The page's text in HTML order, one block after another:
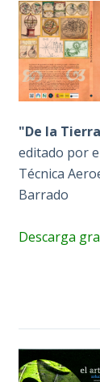
"De la
editado por
Técnica
Barrado
Descarga